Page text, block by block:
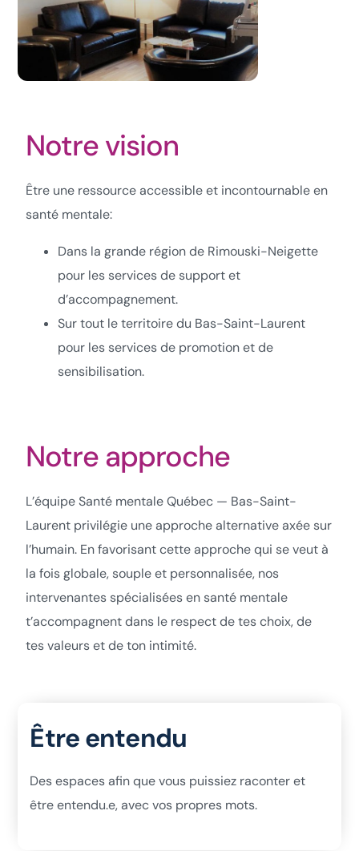
Notre vision
Être une ressource accessible et incontournable en
santé mentale:
Dans la grande région de Rimouski-Neigette
pour les services de support et
d’accompagnement.
Sur tout le territoire du Bas-Saint-Laurent
pour les services de promotion et de
sensibilisation.
Notre approche
L’équipe Santé mentale Québec — Bas-Saint-
Laurent privilégie une approche alternative axée sur
l’humain. En favorisant cette approche qui se veut à
la fois globale, souple et personnalisée, nos
intervenantes spécialisées en santé mentale
t’accompagnent dans le respect de tes choix, de
tes valeurs et de ton intimité.
Être entendu
Des espaces afin que vous puissiez raconter et
être entendu.e, avec vos propres mots.